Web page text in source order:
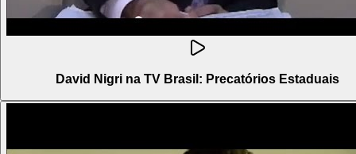
David Nigri na TV Brasil: Precatórios Estaduais